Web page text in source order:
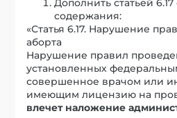
Дополнить статьей
содержания:
«Статья 6.17. Нарушение
аборта
Нарушение правил
установленных
совершенное врачом или
имеющим лицензию на
влечет наложение